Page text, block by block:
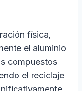
física,
el aluminio
compuestos
el reciclaje